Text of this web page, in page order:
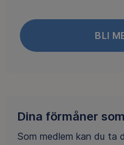
BLI
Dina förmåner
Som medlem kan du ta